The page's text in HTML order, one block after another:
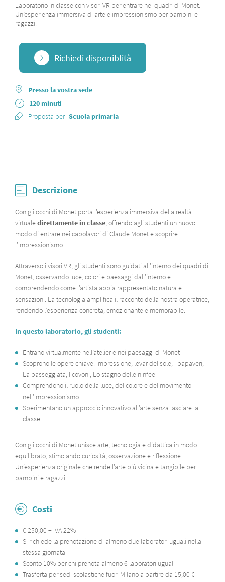
Laboratorio in classe con visori VR per entrare nei quadri di Monet.
Un’esperienza immersiva di arte e impressionismo per bambini e
ragazzi.
Richiedi disponiblità
Presso la vostra sede
120 minuti
Proposta per Scuola primaria
Descrizione
Con gli occhi di Monet porta l’esperienza immersiva della realtà
virtualedirettamente in classe, offrendo agli studenti un nuovo
modo di entrare nei capolavori di Claude Monet e scoprire
l’Impressionismo.
Attraverso i visori VR, gli studenti sono guidati all’interno dei quadri di
Monet, osservando luce, colori e paesaggi dall’interno e
comprendendo come l’artista abbia rappresentato natura e
sensazioni. La tecnologia amplifica il racconto della nostra operatrice,
rendendo l’esperienza concreta, emozionante e memorabile.
In questo laboratorio, gli studenti:
Entrano virtualmente nell’atelier e nei paesaggi di Monet
Scoprono le opere chiave: Impressione, levar del sole, I papaveri,
La passeggiata, I covoni, Lo stagno delle ninfee
Comprendono il ruolo della luce, del colore e del movimento
nell’Impressionismo
Sperimentano un approccio innovativo all’arte senza lasciare la
classe
Con gli occhi di Monet unisce arte, tecnologia e didattica in modo
equilibrato, stimolando curiosità, osservazione e riflessione.
Un’esperienza originale che rende l’arte più vicina e tangibile per
bambini e ragazzi.
Costi
€ 250,00 + IVA 22%
Si richiede la prenotazione di almeno due laboratori uguali nella
stessa giornata
Sconto 10% per chi prenota almeno 6 laboratori uguali
Trasferta per sedi scolastiche fuori Milano a partire da 15,00 €